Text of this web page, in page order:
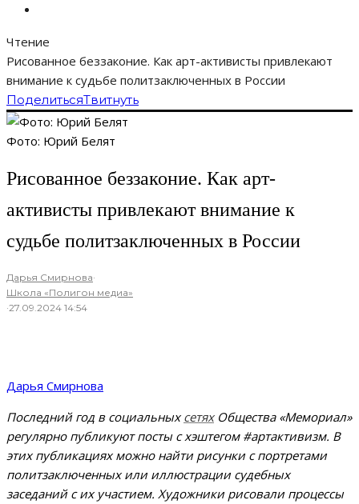
Чтение
Рисованное беззаконие. Как арт-активисты привлекают
внимание к судьбе политзаключенных в России
ПоделитьсяТвитнуть
Фото: Юрий Белят
Рисованное беззаконие. Как арт-
активисты привлекают внимание к
судьбе политзаключенных в России
Дарья Смирнова·
Школа «Полигон медиа»
·27.09.2024 14:54
Дарья Смирнова
Последний год в социальных сетяхОбщества «Мемориал»
регулярно публикуют посты с хэштегом #артактивизм. В
этих публикациях можно найти рисунки с портретами
политзаключенных или иллюстрации судебных
заседаний с их участием. Художники рисовали процессы